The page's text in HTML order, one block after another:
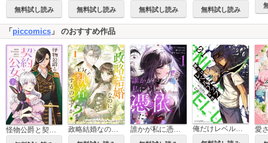
無料試し読み 無料試し読み 無料試し読み 無料試し読み
「 piccomics 」 のおすすめ作品
怪物公爵と契約公女 政略結婚なのにどうして執着するのですか？ 誰かが私に憑依した 俺だけレベルアップな件